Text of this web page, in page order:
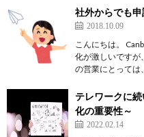
社外からでも申
2018.10.09
こんにちは。
化が激しいですが
の営業にとって
テレワークに
化の重要性～
2022.02.14